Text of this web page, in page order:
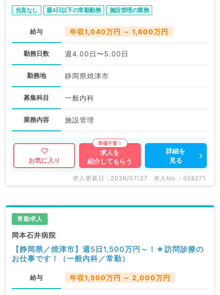
当直なし 週4日以下の常勤勤務 施設管理の業務
給与 年収1,040万円 ～ 1,600万円
勤務日数 週4.00日〜5.00日
勤務地 静岡県焼津市
募集科目 一般内科
業務内容 施設管理
お気に入り
求人を
紹介してもらう
詳細を
見る
求人更新日 : 2026/07/27 求人No. : 658271
常勤求人
岡本石井病院
【静岡県／焼津市】週5日1,500万円～！★訪問診療の
お仕事です！（一般内科／常勤）
給与 年収1,500万円 ～ 2,000万円